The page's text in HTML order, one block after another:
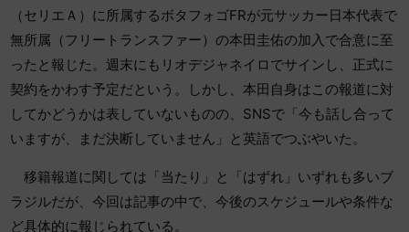
（セリエＡ）に所属するボタフォゴFRが元サッカー日本代表で
無所属（フリートランスファー）の本田圭佑の加入で合意に至
ったと報じた。週末にもリオデジャネイロでサインし、正式に
契約をかわす予定だという。しかし、本田自身はこの報道に対
してかどうかは表していないものの、SNSで「今も話し合って
いますが、まだ決断していません」と英語でつぶやいた。
移籍報道に関しては「当たり」と「はずれ」いずれも多いブ
ラジルだが、今回は記事の中で、今後のスケジュールや条件な
ど具体的に報じられている。